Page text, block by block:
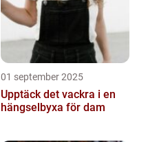
01 september 2025
Upptäck det vackra i en
hängselbyxa för dam